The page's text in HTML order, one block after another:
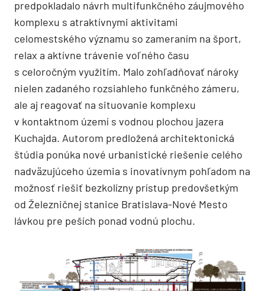
predpokladalo návrh multifunkčného záujmového
komplexu s atraktívnymi aktivitami
celomestského významu so zameraním na šport,
relax a aktívne trávenie voľného času
s celoročným využitím. Malo zohľadňovať nároky
nielen zadaného rozsiahleho funkčného zámeru,
ale aj reagovať na situovanie komplexu
v kontaktnom území s vodnou plochou jazera
Kuchajda. Autorom predložená architektonická
štúdia ponúka nové urbanistické riešenie celého
nadväzujúceho územia s inovatívnym pohľadom na
možnosť riešiť bezkolízny prístup predovšetkým
od Železničnej stanice Bratislava-Nové Mesto
lávkou pre peších ponad vodnú plochu.